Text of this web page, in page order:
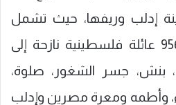
8 في مدينة إدلب وريفها، حيث تشمل
المساعدات المقدمة 956 عائلة فلسطينية نازحة إلى
بنش، جسر الشغور، صلوة،
وأطمه ومعرة مصرين وإدلب